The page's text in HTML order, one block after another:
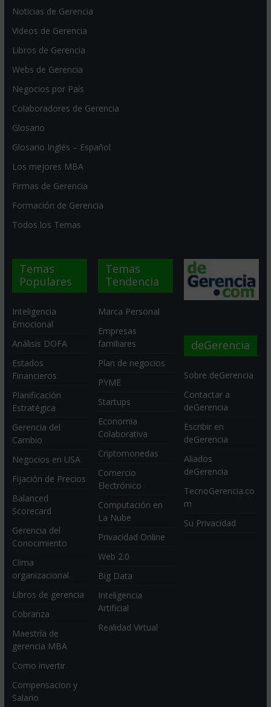
Noticias de Gerencia
Videos de Gerencia
Libros de Gerencia
Webs de Gerencia
Negocios por País
Colaboradores de Gerencia
Glosario
Glosario Inglés – Español
Los mejores MBA
Firmas de Gerencia
Formación de Gerencia
Todos los Temas
Temas
Populares
Inteligencia
Emocional
Análisis DOFA
Estados
Financieros
Planificación
Estratégica
Gerencia del
Cambio
Negocios en USA
Fijación de Precios
Balanced
Scorecard
Gerencia del
Conocimiento
Clima
organizacional
Libros de gerencia
Cobranza
Maestría de
gerencia MBA
Como invertir
Compensacion y
Salario
Temas
Tendencia
Marca Personal
Empresas
familiares
Plan de negocios
PYME
Startups
Economia
Colaborativa
Criptomonedas
Comercio
Electrónico
Computación en
La Nube
Privacidad Online
Web 2.0
Big Data
Inteligencia
Artificial
Realidad Virtual
deGerencia
Sobre deGerencia
Contactar a
deGerencia
Escribir en
deGerencia
Aliados
deGerencia
TecnoGerencia.co
m
Su Privacidad